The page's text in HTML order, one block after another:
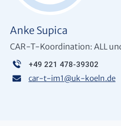
Anke Supica
CAR-T-Koordination: ALL
+49 221 478-39302
car-t-im1@uk-koeln.de